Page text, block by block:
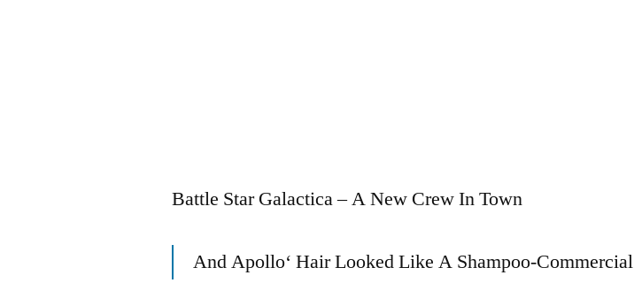
Battle Star Galactica – A New Crew In Town
And Apollo‘ Hair Looked Like A Shampoo-Commercial